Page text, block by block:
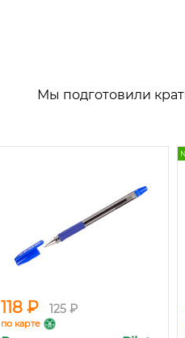
Мы подготовили
118 ₽ 125 ₽
по карте